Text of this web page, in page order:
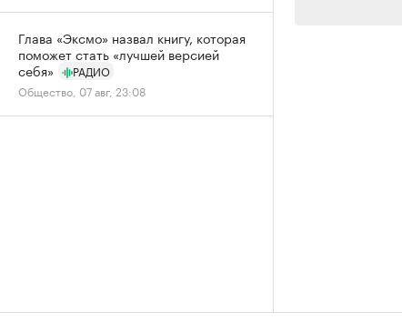
Глава «Эксмо» назвал книгу, которая
поможет стать «лучшей версией
себя»
РАДИО
Общество, 07 авг, 23:08